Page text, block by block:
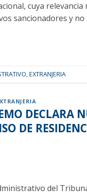
cuya
sancionadores y
,EXTRANJERIA
DECLARA
DE
del